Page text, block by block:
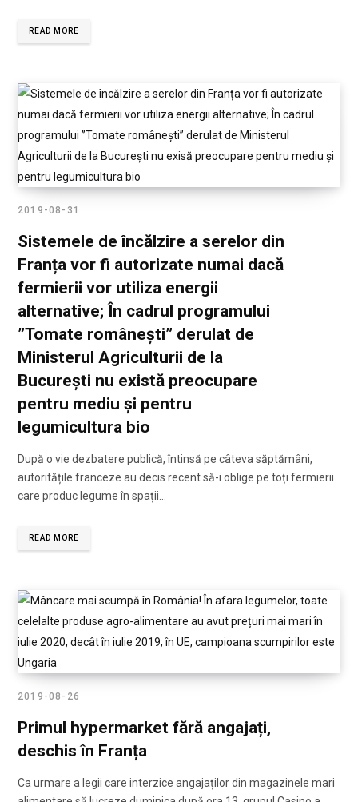
READ MORE
2019-08-31
Sistemele de încălzire a serelor din
Franța vor fi autorizate numai dacă
fermierii vor utiliza energii
alternative; În cadrul programului
”Tomate românești” derulat de
Ministerul Agriculturii de la
București nu există preocupare
pentru mediu și pentru
legumicultura bio
După o vie dezbatere publică, întinsă pe câteva săptămâni,
autoritățile franceze au decis recent să-i oblige pe toți fermierii
care produc legume în spații…
READ MORE
2019-08-26
Primul hypermarket fără angajați,
deschis în Franța
Ca urmare a legii care interzice angajaților din magazinele mari